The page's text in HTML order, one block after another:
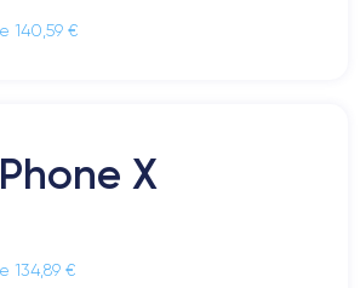
140,59 €
X
134,89 €